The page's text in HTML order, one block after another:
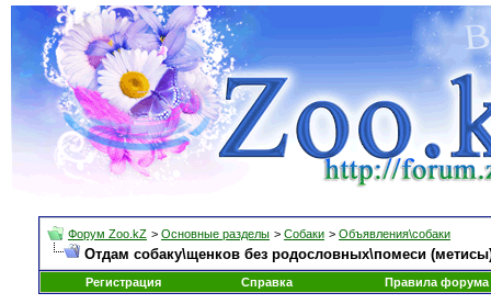
Форум Zoo.kZ > Основные разделы > Собаки > Объявления\собаки
Отдам собаку\щенков без родословных\помеси
Регистрация Справка Правила форума